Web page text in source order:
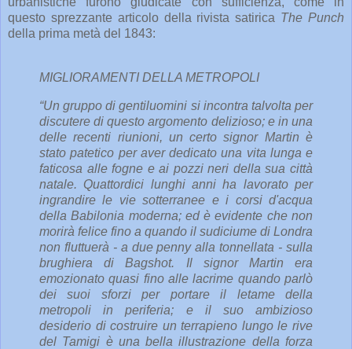
questo sprezzante articolo della rivista satirica The Punch
della prima metà del 1843:
MIGLIORAMENTI DELLA METROPOLI
“Un gruppo di gentiluomini si incontra talvolta per
discutere di questo argomento delizioso; e in una
delle recenti riunioni, un certo signor Martin è
stato patetico per aver dedicato una vita lunga e
faticosa alle fogne e ai pozzi neri della sua città
natale. Quattordici lunghi anni ha lavorato per
ingrandire le vie sotterranee e i corsi d'acqua
della Babilonia moderna; ed è evidente che non
morirà felice fino a quando il sudiciume di Londra
non fluttuerà - a due penny alla tonnellata - sulla
brughiera di Bagshot. Il signor Martin era
emozionato quasi fino alle lacrime quando parlò
dei suoi sforzi per portare il letame della
metropoli in periferia; e il suo ambizioso
desiderio di costruire un terrapieno lungo le rive
del Tamigi è una bella illustrazione della forza